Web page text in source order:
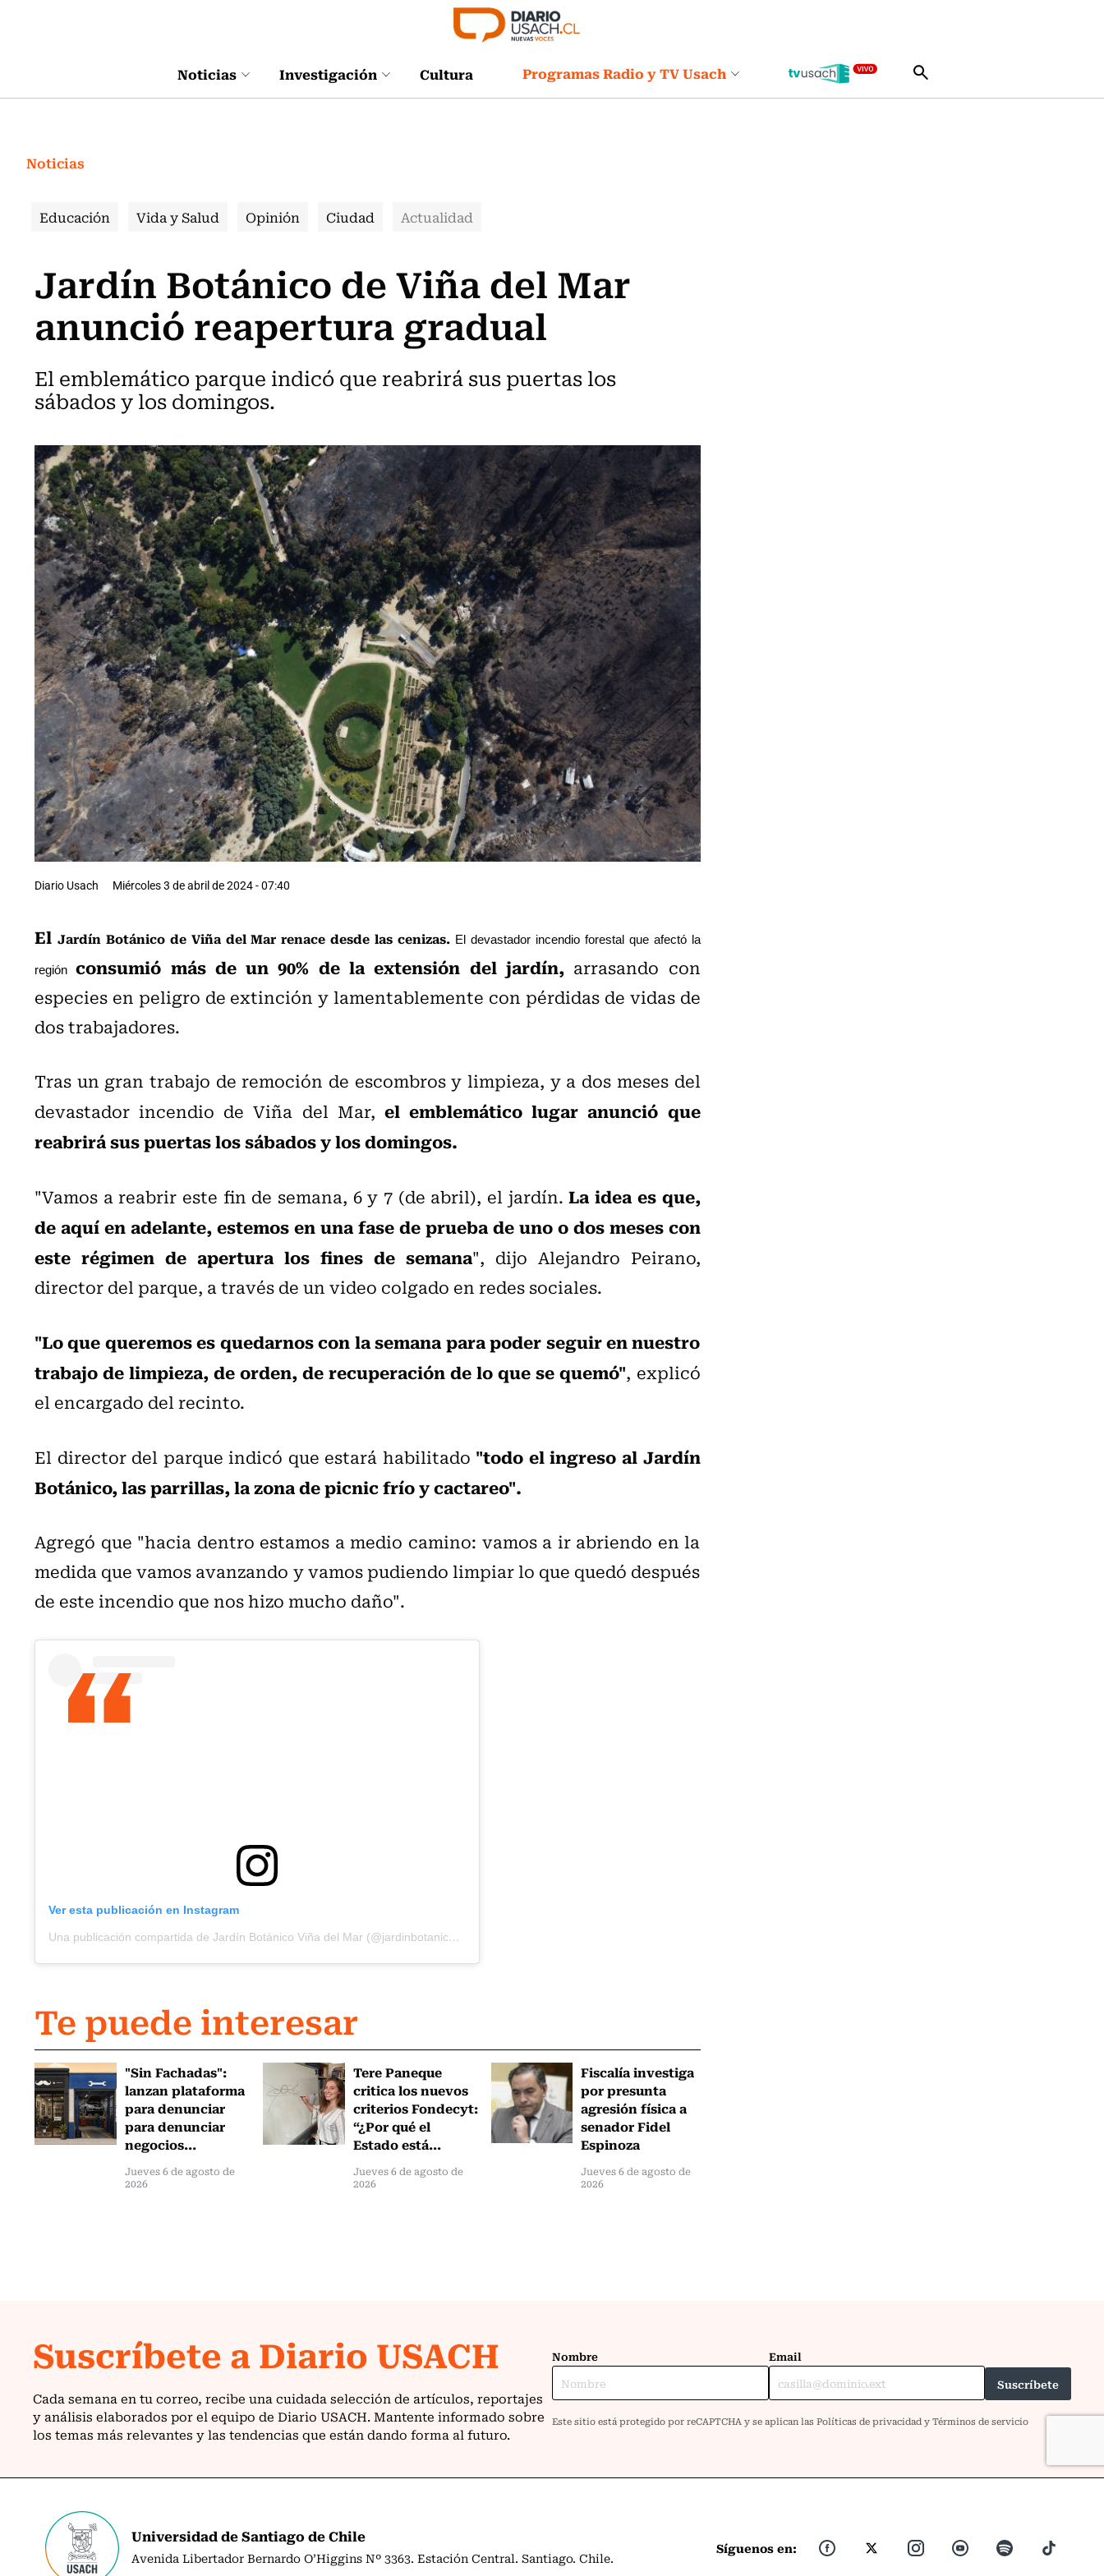
Noticias Investigación Cultura Programas Radio y TV Usach
Noticias
Educación Vida y Salud Opinión Ciudad Actualidad
Jardín Botánico de Viña del Mar
anunció reapertura gradual
El emblemático parque indicó que reabrirá sus puertas los
sábados y los domingos.
Diario Usach Miércoles 3 de abril de 2024 - 07:40
El Jardín Botánico de Viña del Mar renace desde las cenizas. El devastador incendio forestal que afectó la
regiónconsumió más de un 90% de la extensión del jardín, arrasando con
especies en peligro de extinción y lamentablemente con pérdidas de vidas de
dos trabajadores.
Tras un gran trabajo de remoción de escombros y limpieza, y a dos meses del
devastador incendio de Viña del Mar, el emblemático lugar anunció que
reabrirá sus puertas los sábados y los domingos.
"Vamos a reabrir este fin de semana, 6 y 7 (de abril), el jardín.La idea es que,
de aquí en adelante, estemos en una fase de prueba de uno o dos meses con
este régimen de apertura los fines de semana", dijo Alejandro Peirano,
director del parque, a través de un video colgado en redes sociales.
"Lo que queremos es quedarnos con la semana para poder seguir en nuestro
trabajo de limpieza, de orden, de recuperación de lo que se quemó", explicó
el encargado del recinto.
El director del parque indicó que estará habilitado "todo el ingreso al Jardín
Botánico, las parrillas, la zona de picnic frío y cactareo".
Agregó que "hacia dentro estamos a medio camino: vamos a ir abriendo en la
medida que vamos avanzando y vamos pudiendo limpiar lo que quedó después
de este incendio que nos hizo mucho daño".
Ver esta publicación en Instagram
Una publicación compartida de Jardín Botánico Viña del Mar (@jardinbotanicovdm)
Te puede interesar
"Sin Fachadas":
lanzan plataforma
para denunciar
para denunciar
negocios...
Jueves 6 de agosto de
2026
Tere Paneque
critica los nuevos
criterios Fondecyt:
“¿Por qué el
Estado está...
Jueves 6 de agosto de
2026
Fiscalía investiga
por presunta
agresión física a
senador Fidel
Espinoza
Jueves 6 de agosto de
2026
Universidad de Santiago de Chile
Avenida Libertador Bernardo O’Higgins Nº 3363. Estación Central. Santiago. Chile.
Síguenos en: